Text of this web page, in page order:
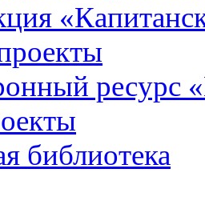
ресурс
библиотека